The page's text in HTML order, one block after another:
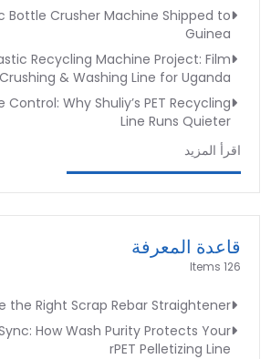
Bottle Crusher Machine Shipped to
Guinea
Recycling Machine Project: Film
Crushing & Washing Line for Uganda
Control: Why Shuliy’s PET Recycling
Line Runs Quieter
اقرأ المزيد
قاعدة المعرفة
126 Items
the Right Scrap Rebar Straightener
How Wash Purity Protects Your
rPET Pelletizing Line